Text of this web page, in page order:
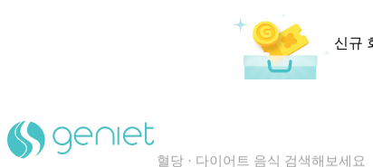
신규
혈당 · 다이어트 음식 검색해보세요